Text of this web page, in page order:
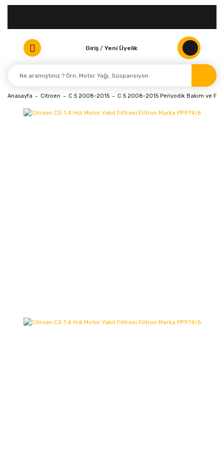
Giriş / Yeni Üyelik
Anasayfa Citroen C 5 2008-2015 C 5 2008-2015 Periyodik Bakım ve